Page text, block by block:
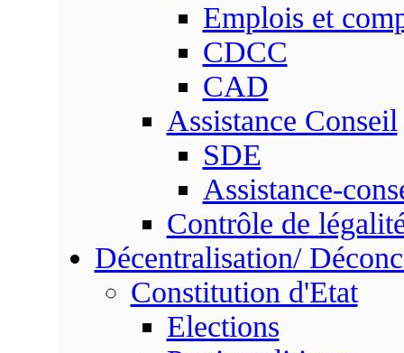
Emplois et
CDCC
CAD
Assistance Conseil
SDE
Assistance-
Contrôle de
Décentralisation/
Constitution d'Etat
Elections